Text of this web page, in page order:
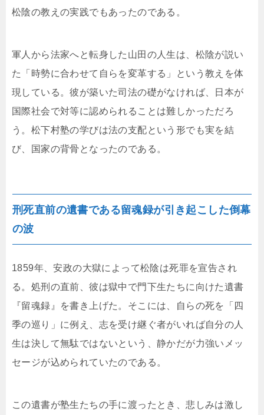
松陰の教えの実践でもあったのである。
軍人から法家へと転身した山田の人生は、松陰が説い
た「時勢に合わせて自らを変革する」という教えを体
現している。彼が築いた司法の礎がなければ、日本が
国際社会で対等に認められることは難しかっただろ
う。松下村塾の学びは法の支配という形でも実を結
び、国家の背骨となったのである。
刑死直前の遺書である留魂録が引き起こした倒幕
の波
1859年、安政の大獄によって松陰は死罪を宣告され
る。処刑の直前、彼は獄中で門下生たちに向けた遺書
『留魂録』を書き上げた。そこには、自らの死を「四
季の巡り」に例え、志を受け継ぐ者がいれば自分の人
生は決して無駄ではないという、静かだが力強いメッ
セージが込められていたのである。
この遺書が塾生たちの手に渡ったとき、悲しみは激し